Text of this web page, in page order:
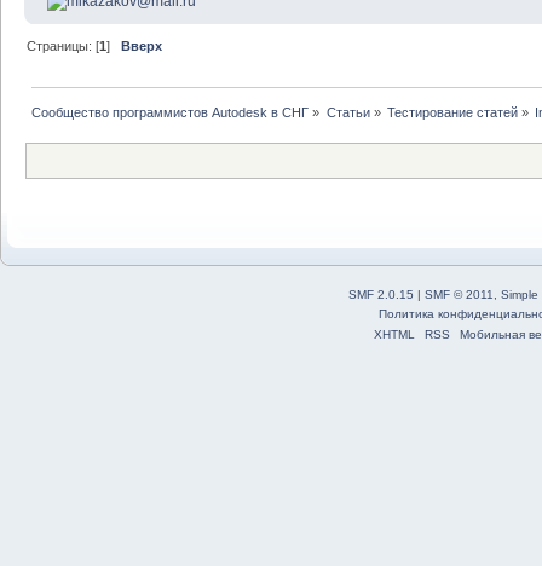
Страницы: [1]Вверх
Сообщество программистов Autodesk в СНГ » Статьи» Тестирование статей»
SMF 2.0.15 | SMF © 2011
Simple
Политика
XHTML
RSS Мобильная